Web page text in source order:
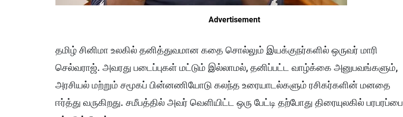
Advertisement
தமிழ் சினிமா உலகில் தனித்துவமான கதை சொல்லும் இயக்குநர்களில் ஒருவர் மாரி
செல்வராஜ். அவரது படைப்புகள் மட்டும் இல்லாமல், தனிப்பட்ட வாழ்க்கை அனுபவங்களும்,
அரசியல் மற்றும் சமூகப் பின்னணியோடு கலந்த உரையாடல்களும் ரசிகர்களின் மனதை
ஈர்த்து வருகிறது. சமீபத்தில் அவர் வெளியிட்ட ஒரு பேட்டி தற்போது திரையுலகில் பரபரப்பை